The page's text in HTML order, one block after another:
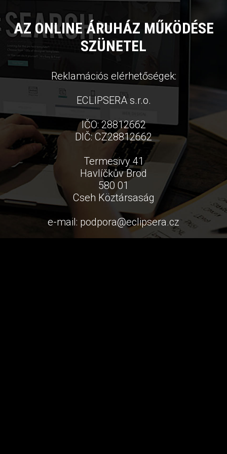
AZ ONLINE ÁRUHÁZ MŰKÖDÉSE
SZÜNETEL
Reklamációs elérhetőségek:
ECLIPSERA s.r.o.
IČO: 28812662
DIČ: CZ28812662
Termesivy 41
Havlíčkův Brod
580 01
Cseh Köztársaság
e-mail: podpora@eclipsera.cz